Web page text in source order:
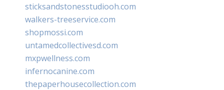
sticksandstonesstudiooh.com
walkers-treeservice.com
shopmossi.com
untamedcollectivesd.com
mxpwellness.com
infernocanine.com
thepaperhousecollection.com